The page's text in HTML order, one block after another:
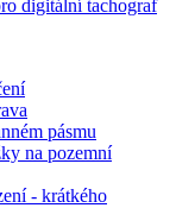
digitální tachograf
pásmu
na pozemní
- krátkého